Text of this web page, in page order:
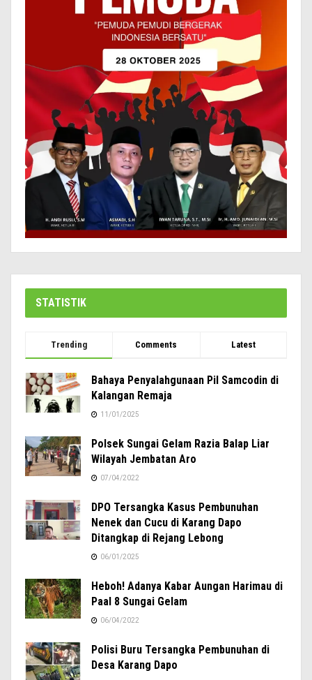
STATISTIK
Trending Comments Latest
Bahaya Penyalahgunaan Pil Samcodin di
Kalangan Remaja
11/01/2025
Polsek Sungai Gelam Razia Balap Liar
Wilayah Jembatan Aro
07/04/2022
DPO Tersangka Kasus Pembunuhan
Nenek dan Cucu di Karang Dapo
Ditangkap di Rejang Lebong
06/01/2025
Heboh! Adanya Kabar Aungan Harimau di
Paal 8 Sungai Gelam
06/04/2022
Polisi Buru Tersangka Pembunuhan di
Desa Karang Dapo